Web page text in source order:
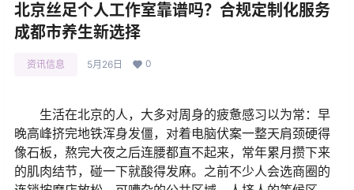
北京丝足个人工作室靠谱吗？合规定制化服务
成都市养生新选择
资讯信息 5月26日 0
生活在北京的人，大多对周身的疲惫感习以为常：早
晚高峰挤完地铁浑身发僵，对着电脑伏案一整天肩颈硬得
像石板，熬完大夜之后连腰都直不起来，常年累月攒下来
的肌肉结节，碰一下就酸得发麻。之前不少人会选商圈的